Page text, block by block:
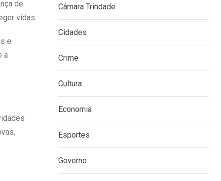
de
vidas.
e
a
Câmara Trindade
Cidades
Crime
Cultura
Economia
Esportes
Governo